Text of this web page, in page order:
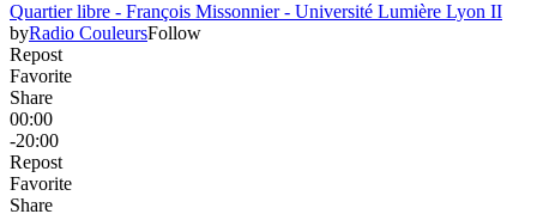
Quartier libre - François Missonnier - Université Lumière Lyon II
byRadio CouleursFollow
Repost
Favorite
Share
00:00
-20:00
Repost
Favorite
Share